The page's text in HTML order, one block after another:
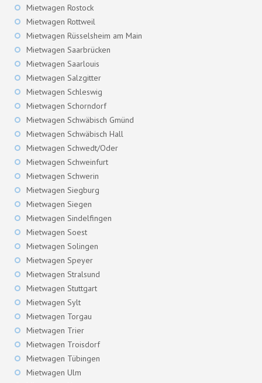
Mietwagen Rostock
Mietwagen Rottweil
Mietwagen Rüsselsheim am Main
Mietwagen Saarbrücken
Mietwagen Saarlouis
Mietwagen Salzgitter
Mietwagen Schleswig
Mietwagen Schorndorf
Mietwagen Schwäbisch Gmünd
Mietwagen Schwäbisch Hall
Mietwagen Schwedt/Oder
Mietwagen Schweinfurt
Mietwagen Schwerin
Mietwagen Siegburg
Mietwagen Siegen
Mietwagen Sindelfingen
Mietwagen Soest
Mietwagen Solingen
Mietwagen Speyer
Mietwagen Stralsund
Mietwagen Stuttgart
Mietwagen Sylt
Mietwagen Torgau
Mietwagen Trier
Mietwagen Troisdorf
Mietwagen Tübingen
Mietwagen Ulm